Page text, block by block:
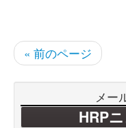
« 前のページ
メー
HRP